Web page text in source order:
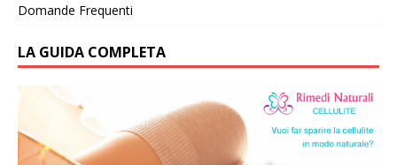
Domande Frequenti
LA GUIDA COMPLETA